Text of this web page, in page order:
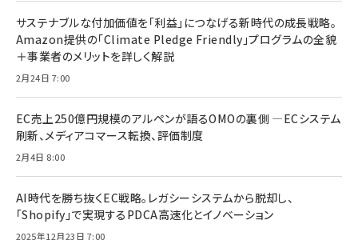
サステナブルな付加価値を「利益」につなげる新時代の成長戦略。
Amazon提供の「Climate Pledge Friendly」プログラムの全貌
＋事業者のメリットを詳しく解説
2月24日 7:00
EC売上250億円規模のアルペンが語るOMOの裏側 ―ECシステム
刷新、メディアコマース転換、評価制度
2月4日 8:00
AI時代を勝ち抜くEC戦略。レガシーシステムから脱却し、
「Shopify」で実現するPDCA高速化とイノベーション
2025年12月23日 7:00